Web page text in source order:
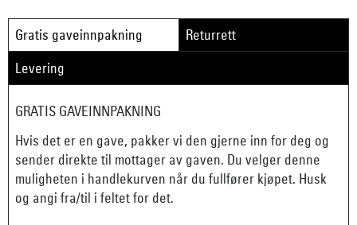
Gratis gaveinnpakning
Returrett
Levering
GRATIS GAVEINNPAKNING
Hvis det er en gave, pakker vi den gjerne inn for deg og
sender direkte til mottager av gaven. Du velger denne
muligheten i handlekurven når du fullfører kjøpet. Husk
og angi fra/til i feltet for det.